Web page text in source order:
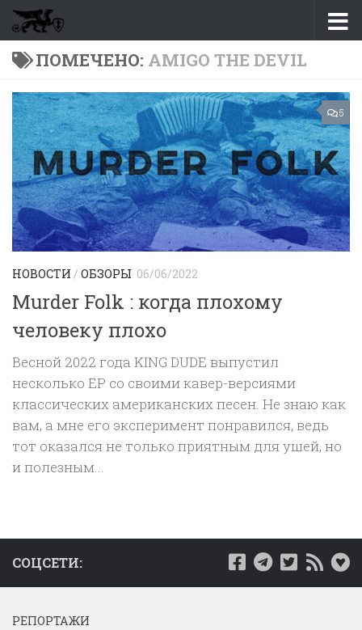
Перейти к содержимому
ПОМЕЧЕНО: AMIGO THE DEVIL
5
НОВОСТИ / ОБЗОРЫ 06/06/2022
Murder Folk : когда плохому
человеку плохо
Весной 2022 года KING DUDE выпустил
несколько ЕР со своими кавер-версиями
классических американских песен. Не знаю как
вам, а мне его эксперимент понравился, ведь
тот оказался не только приятным для ушей, но
и полезным...
СОЦСЕТИ:
РЕПОРТАЖИ